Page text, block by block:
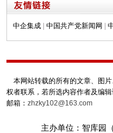
中企集成 | 中国共产党新闻网 |
本网站转载的所有的文章、图片
权者联系，若所选内容作者及编
邮箱： zhzky102@163.com
主办单位：智库园